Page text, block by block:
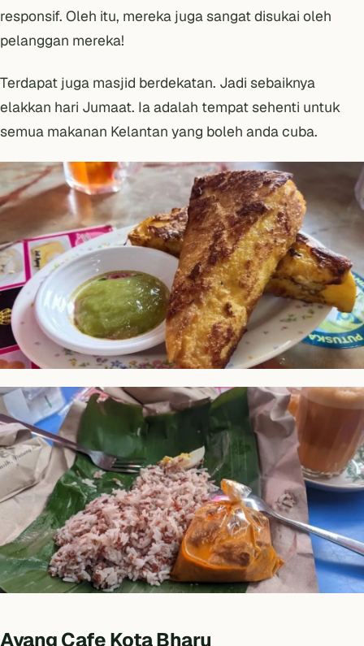
responsif. Oleh itu, mereka juga sangat disukai oleh
pelanggan mereka!
Terdapat juga masjid berdekatan. Jadi sebaiknya
elakkan hari Jumaat. Ia adalah tempat sehenti untuk
semua makanan Kelantan yang boleh anda cuba.
Ayang Cafe Kota Bharu